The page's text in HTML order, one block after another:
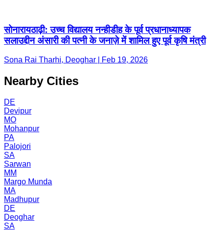
सोनारायठाढ़ी: उच्च विद्यालय नन्हीडीह के पूर्व प्रधानाध्यापक
सलाउद्दीन अंसारी की पत्नी के जनाज़े में शामिल हुए पूर्व कृषि मंत्री
Sona Rai Tharhi, Deoghar | Feb 19, 2026
Nearby Cities
DE
Devipur
MO
Mohanpur
PA
Palojori
SA
Sarwan
MM
Margo Munda
MA
Madhupur
DE
Deoghar
SA